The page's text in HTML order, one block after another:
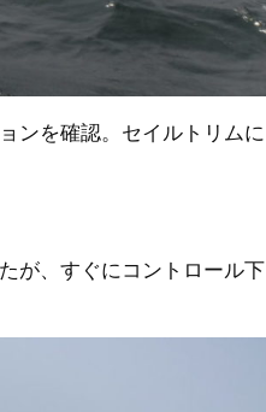
ンを確認。セイルトリムに
が、すぐにコントロール下